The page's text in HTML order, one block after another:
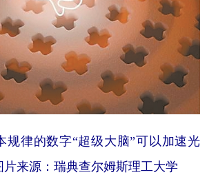
天津 河北 山西
吉林 上海 江苏
安徽 福建 江西
河南 湖北 湖南
规律的数字“超级大脑”可以加速光
来源：瑞典查尔姆斯理工大学